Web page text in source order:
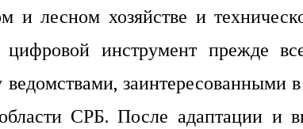
и лесном хозяйстве и
инструмент прежде
заинтересованными
СРБ. После адаптации и